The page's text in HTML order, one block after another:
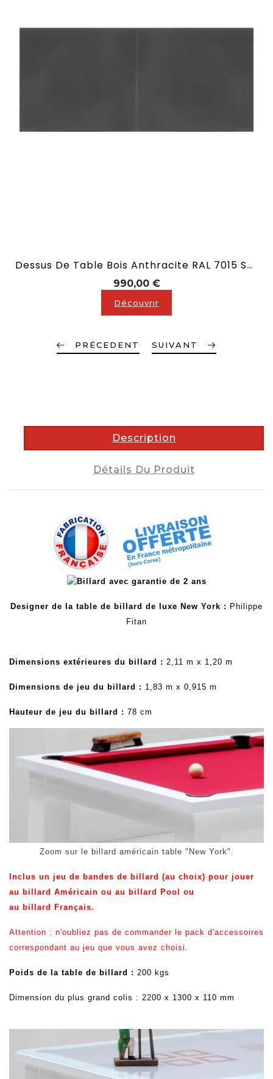
Dessus De Table Bois Anthracite RAL 7015 Sans Allonge En 2,10 M
990,00 €Prix
Découvrir
PRÉCEDENT SUIVANT
Description
Détails Du Produit
Designer de la table de billard de luxe New York : Philippe
Fitan
Dimensions extérieures du billard : 2,11 m x 1,20 m
Dimensions de jeu du billard : 1,83 m x 0,915 m
Hauteur de jeu du billard : 78 cm
Zoom sur le billard américain table "New York".
Inclus un jeu de bandes de billard (au choix) pour jouer
au billard Américain ou au billard Pool ou
au billard Français.
Attention : n'oubliez pas de commander le pack d'accessoires
correspondant au jeu que vous avez choisi.
Poids de la table de billard : 200 kgs
Dimension du plus grand colis : 2200 x 1300 x 110 mm